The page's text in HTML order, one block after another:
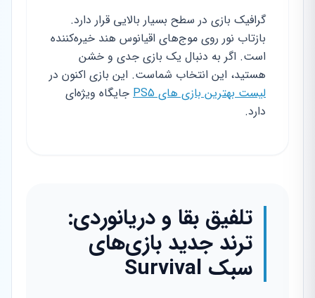
گرافیک بازی در سطح بسیار بالایی قرار دارد.
بازتاب نور روی موج‌های اقیانوس هند خیره‌کننده
است. اگر به دنبال یک بازی جدی و خشن
هستید، این انتخاب شماست. این بازی اکنون در
لیست بهترین بازی های PS5
جایگاه ویژه‌ای
دارد.
تلفیق بقا و دریانوردی:
ترند جدید بازی‌های
سبک Survival